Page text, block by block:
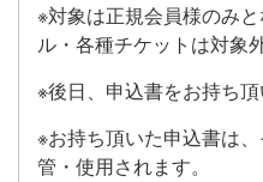
※対象は正規会員様のみ
ル・各種チケットは対象
※後日、申込書をお持ち頂
※お持ち頂いた申込書は
管・使用されます。